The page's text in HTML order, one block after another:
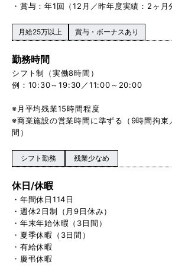
・賞与：年1回（12月／昨年度実績：2ヶ月
月給25万以上 賞与・ボーナスあり
勤務時間
シフト制（実働8時間）
例：10:30～19:30／11:00～20:00
※月平均残業15時間程度
※商業施設の営業時間に準ずる（9時間拘束
間）
シフト勤務 残業少なめ
休日/休暇
・年間休日114日
・週休2日制（月9日休み）
・年末年始休暇（3日間）
・夏季休暇（3日間）
・有給休暇
・慶弔休暇